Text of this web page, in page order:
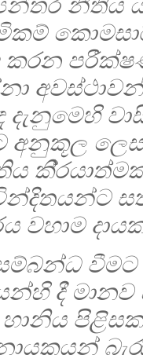
කරන
අනුකූල ලෙස
වහාම
වීමට
දී